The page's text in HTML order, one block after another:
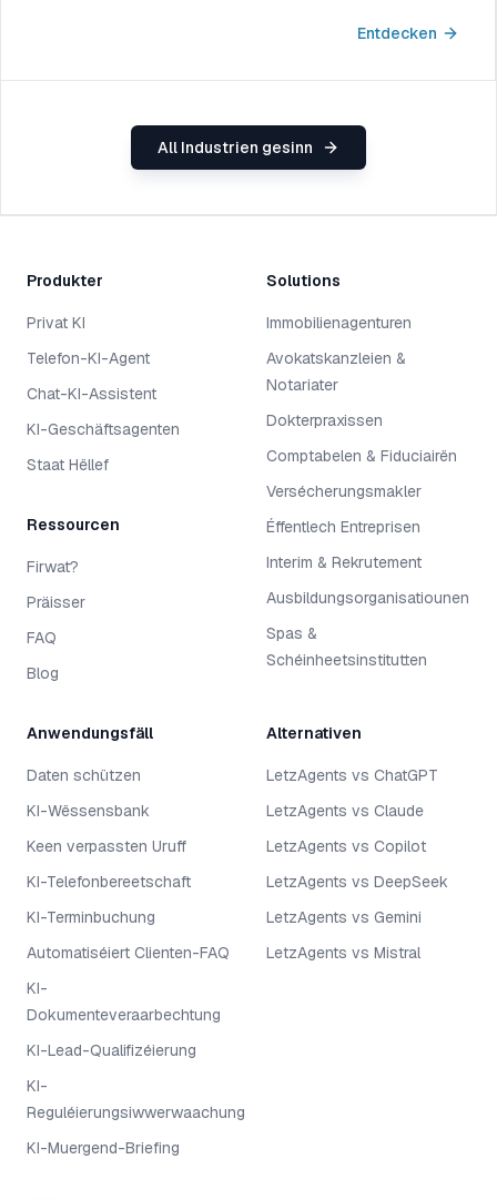
Entdecken
All Industrien gesinn
Produkter
Privat KI
Telefon-KI-Agent
Chat-KI-Assistent
KI-Geschäftsagenten
Staat Hëllef
Ressourcen
Firwat?
Präisser
FAQ
Blog
Solutions
Immobilienagenturen
Avokatskanzleien &
Notariater
Dokterpraxissen
Comptabelen & Fiduciairën
Versécherungsmakler
Éffentlech Entreprisen
Interim & Rekrutement
Ausbildungsorganisatiounen
Spas &
Schéinheetsinstitutten
Anwendungsfäll
Daten schützen
KI-Wëssensbank
Keen verpassten Uruff
KI-Telefonbereetschaft
KI-Terminbuchung
Automatiséiert Clienten-FAQ
KI-
Dokumenteveraarbechtung
KI-Lead-Qualifizéierung
KI-
Reguléierungsiwwerwaachung
KI-Muergend-Briefing
Alternativen
LetzAgents vs ChatGPT
LetzAgents vs Claude
LetzAgents vs Copilot
LetzAgents vs DeepSeek
LetzAgents vs Gemini
LetzAgents vs Mistral